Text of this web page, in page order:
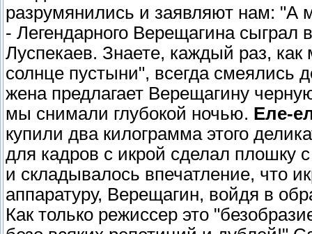
разрумянились и заявляют нам: "А
- Легендарного Верещагина сыграл
Луспекаев. Знаете, каждый раз,
солнце пустыни", всегда смеялись
жена предлагает Верещагину
мы снимали глубокой ночью. Еле-
купили два килограмма этого
для кадров с икрой сделал плошку
и складывалось впечатление, что
аппаратуру, Верещагин, войдя в
Как только режиссер это